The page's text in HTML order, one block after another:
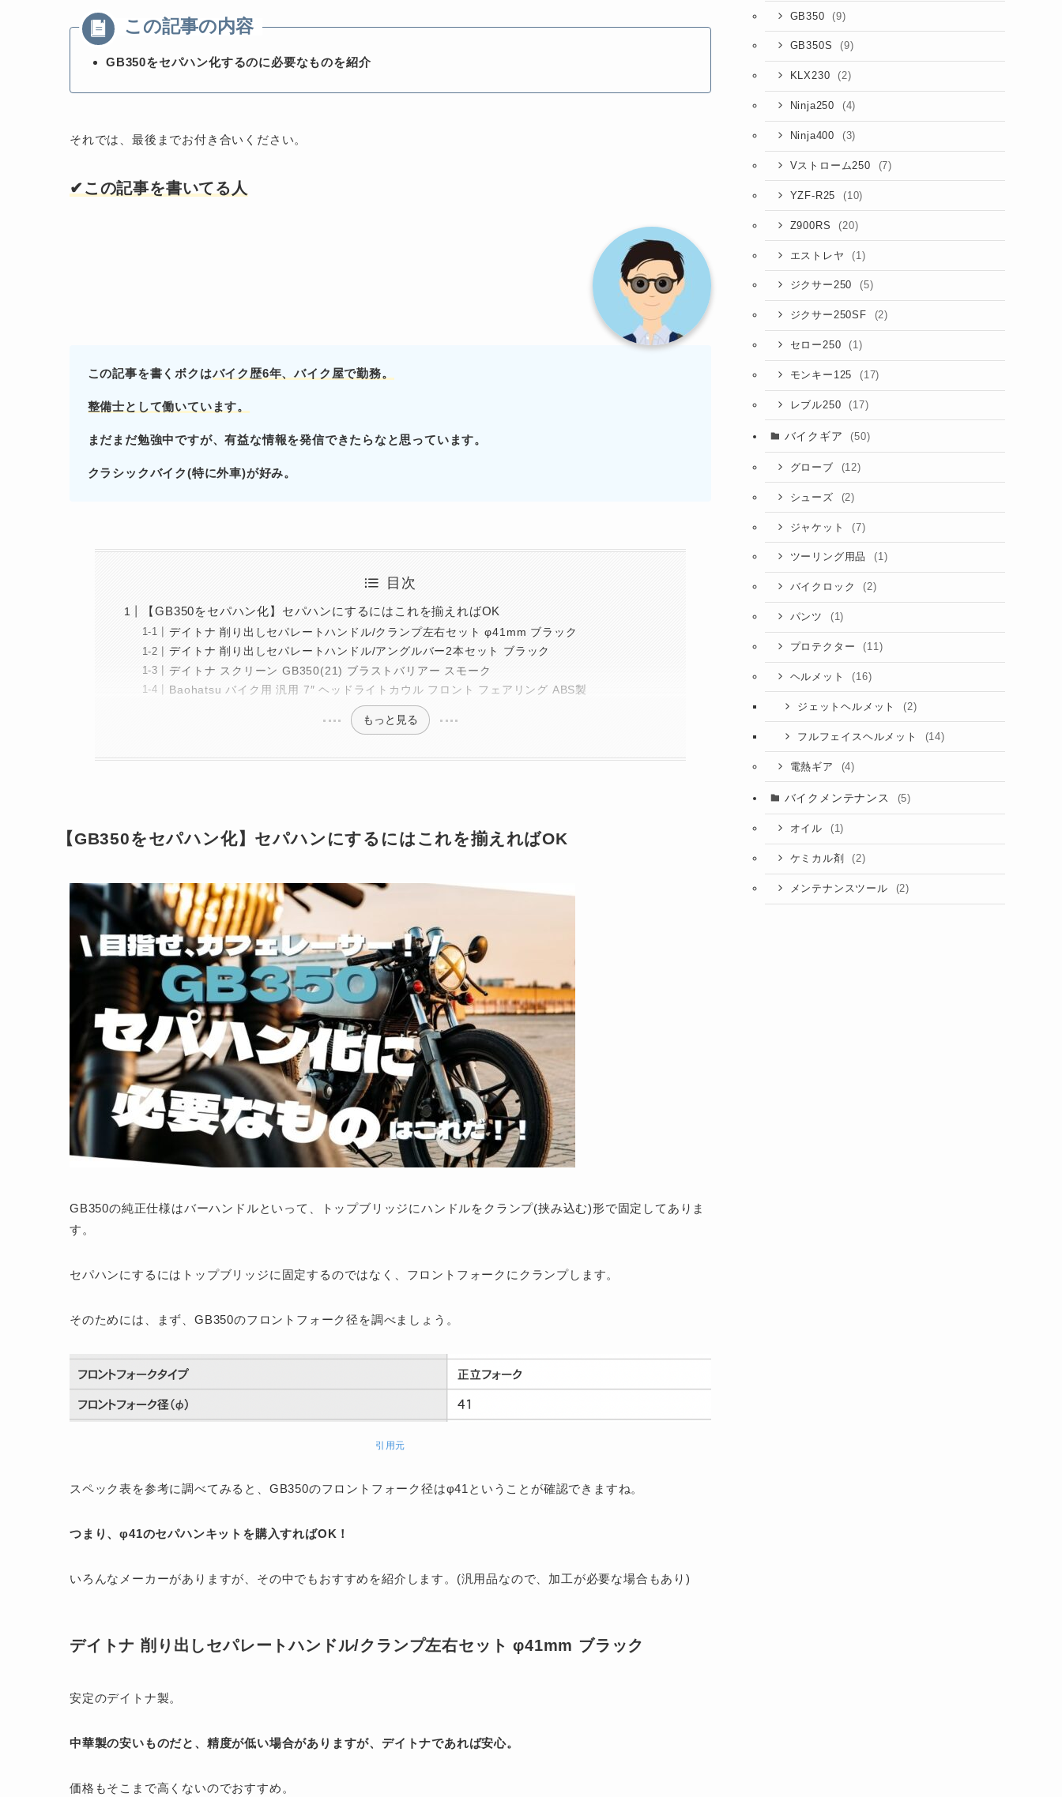
GB350をセパハン化するのに必要なものを紹介
それでは、最後までお付き合いください。
✔︎この記事を書いてる人
この記事を書くボクはバイク歴6年、バイク屋で勤務。
整備士として働いています。
まだまだ勉強中ですが、有益な情報を発信できたらなと思っています。
クラシックバイク(特に外車)が好み。
目次
【GB350をセパハン化】セパハンにするにはこれを揃えればOK
デイトナ 削り出しセパレートハンドル/クランプ左右セット φ41mm ブラック
デイトナ 削り出しセパレートハンドル/アングルバー2本セット ブラック
デイトナ スクリーン GB350(21) ブラストバリアー スモーク
Baohatsu バイク用 汎用 7″ ヘッドライトカウル フロント フェアリング ABS製
もっと見る
【GB350をセパハン化】セパハンにするにはこれを揃えればOK
GB350の純正仕様はバーハンドルといって、トップブリッジにハンドルをクランプ(挟み込む)形で固定してありま
す。
セパハンにするにはトップブリッジに固定するのではなく、フロントフォークにクランプします。
そのためには、まず、GB350のフロントフォーク径を調べましょう。
引用元
スペック表を参考に調べてみると、GB350のフロントフォーク径はφ41ということが確認できますね。
つまり、φ41のセパハンキットを購入すればOK！
いろんなメーカーがありますが、その中でもおすすめを紹介します。(汎用品なので、加工が必要な場合もあり)
デイトナ 削り出しセパレートハンドル/クランプ左右セット φ41mm ブラック
安定のデイトナ製。
中華製の安いものだと、精度が低い場合がありますが、デイトナであれば安心。
価格もそこまで高くないのでおすすめ。
GB350 (9)
GB350S (9)
KLX230 (2)
Ninja250 (4)
Ninja400 (3)
Vストローム250 (7)
YZF-R25 (10)
Z900RS (20)
エストレヤ (1)
ジクサー250 (5)
ジクサー250SF (2)
セロー250 (1)
モンキー125 (17)
レブル250 (17)
バイクギア (50)
グローブ (12)
シューズ (2)
ジャケット (7)
ツーリング用品 (1)
バイクロック (2)
パンツ (1)
プロテクター (11)
ヘルメット (16)
ジェットヘルメット (2)
フルフェイスヘルメット (14)
電熱ギア (4)
バイクメンテナンス (5)
オイル (1)
ケミカル剤 (2)
メンテナンスツール (2)